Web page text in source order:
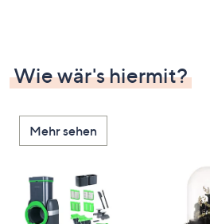
Wie wär's hiermit?
Mehr sehen